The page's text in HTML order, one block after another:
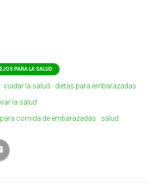
PARA LA SALUD
cuidar la salud
dietas para embarazadas
la salud
comida de embarazadas
salud